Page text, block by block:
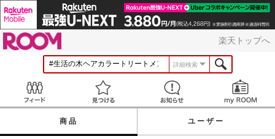
楽天トップへ
詳細検索
見つける お知らせ
商品 ユーザー